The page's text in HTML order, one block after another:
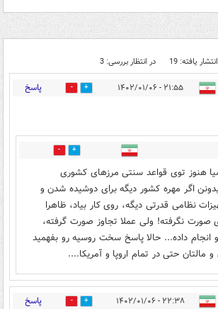
انتشار یافته: 19 در انتظار بررسی: 3
۲۱:۵۵ - ۱۴۰۲/۰۱/۰۶ 2 پاسخ
17
هنوز توی قواعد سنتی مرزهای کشوری
اگر مهره کشور دیگه برای دوشیده شدن و
نظامی قدرتی دیگه، روی کار بیاد، ظاهرا
صورت نگرفته! ولی عملا تجاوز صورت گرفته،
انجام داده... حالا پاسخ سخت روسیه رو بفهمید
مالتان حتی در تمام اروپا و آمریکا....
۲۲:۳۸ - ۱۴۰۲/۰۱/۰۶ 1 پاسخ